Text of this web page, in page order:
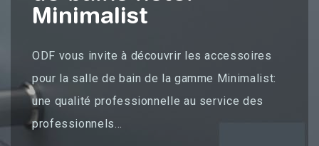
Minimalist
ODF vous invite à découvrir les accessoires
pour la salle de bain de la gamme Minimalist:
une qualité professionnelle au service des
professionnels...